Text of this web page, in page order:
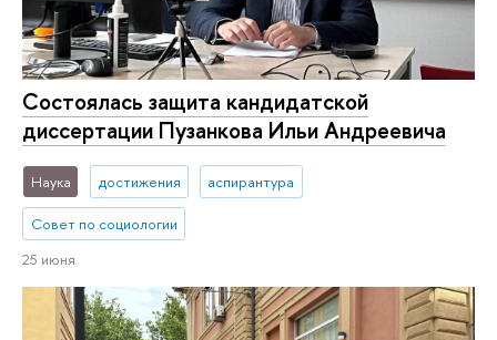
Состоялась защита кандидатской
диссертации Пузанкова Ильи Андреевича
Наука достижения аспирантура
Совет по социологии
25 июня